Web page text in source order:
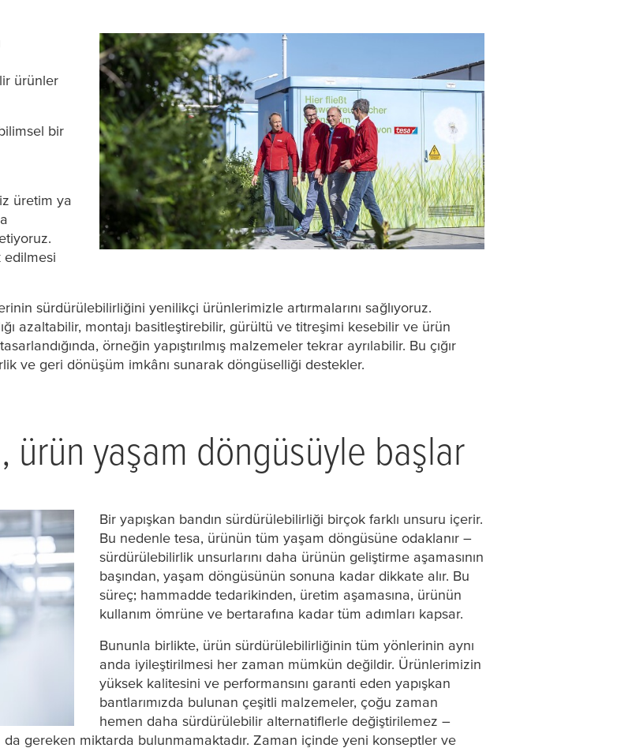
ürünler
bir
üretim ya
edilmesi
sürdürülebilirliğini yenilikçi ürünlerimizle artırmalarını sağlıyoruz.
azaltabilir, montajı basitleştirebilir, gürültü ve titreşimi kesebilir ve ürün
örneğin yapıştırılmış malzemeler tekrar ayrılabilir. Bu çığır
ve geri dönüşüm imkânı sunarak döngüselliği destekler.
ürün yaşam döngüsüyle başlar
Bir yapışkan bandın sürdürülebilirliği birçok farklı unsuru içerir.
Bu nedenle tesa, ürünün tüm yaşam döngüsüne odaklanır –
sürdürülebilirlik unsurlarını daha ürünün geliştirme aşamasının
başından, yaşam döngüsünün sonuna kadar dikkate alır. Bu
süreç; hammadde tedarikinden, üretim aşamasına, ürünün
kullanım ömrüne ve bertarafına kadar tüm adımları kapsar.
Bununla birlikte, ürün sürdürülebilirliğinin tüm yönlerinin aynı
anda iyileştirilmesi her zaman mümkün değildir. Ürünlerimizin
yüksek kalitesini ve performansını garanti eden yapışkan
bantlarımızda bulunan çeşitli malzemeler, çoğu zaman
hemen daha sürdürülebilir alternatiflerle değiştirilemez –
gereken miktarda bulunmamaktadır. Zaman içinde yeni konseptler ve